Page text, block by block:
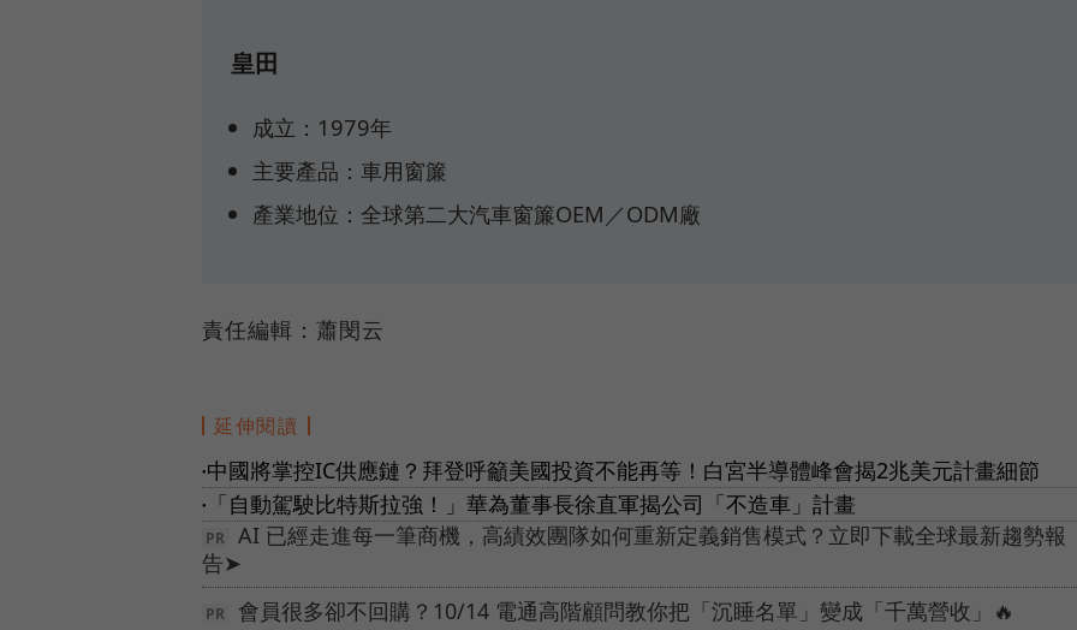
皇田
成立：1979年
主要產品：車用窗簾
產業地位：全球第二大汽車窗簾OEM／ODM廠
責任編輯：蕭閔云
延伸閱讀
● 中國將掌控IC供應鏈？拜登呼籲美國投資不能再等！白宮半導體峰會揭2兆美元計畫細節
●
「自動駕駛比特斯拉強！」華為董事長徐直軍揭公司「不造車」計畫
AI 已經走進每一筆商機，高績效團隊如何重新定義銷售模式？立即下載全球最新趨勢報
告➤
會員很多卻不回購？10/14 電通高階顧問教你把「沉睡名單」變成「千萬營收」🔥